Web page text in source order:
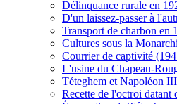
Délinquance rurale en
D'un laissez-passer à
Transport de charbon en
Cultures sous la
Courrier de captivité
L'usine du Chapeau-
Téteghem et Napoléon
Recette de l'octroi datant